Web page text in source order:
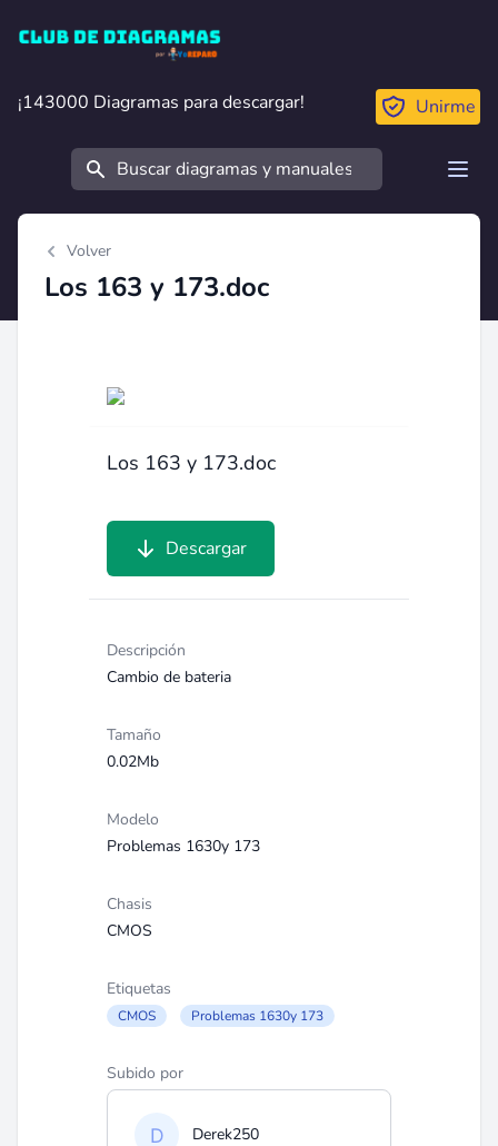
Club de Diagramas
¡143000 Diagramas para descargar!
¡143000 Diagramas para descargar! Unirme
Buscar
Volver
Los 163 y 173.doc
Los 163 y 173.doc
Descargar
Descripción
Cambio de bateria
Tamaño
0.02Mb
Modelo
Problemas 1630y 173
Chasis
CMOS
Etiquetas
CMOS Problemas 1630y 173
Subido por
Derek250